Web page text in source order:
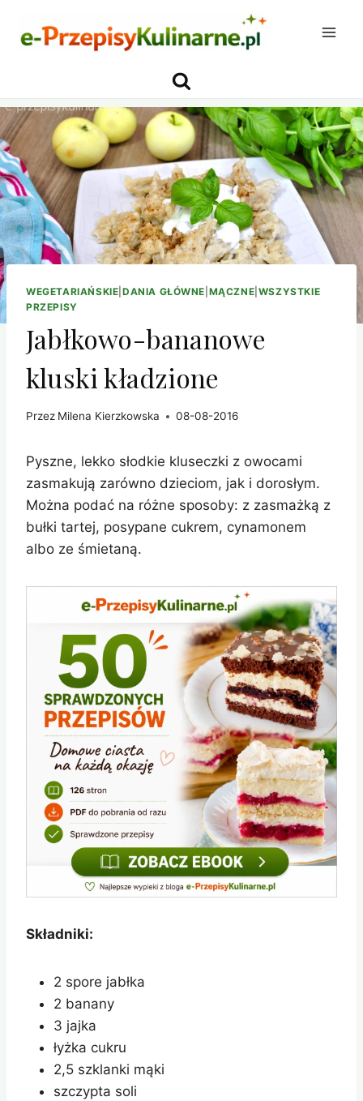
WEGETARIAŃSKIE DANIA GŁÓWNE MĄCZNE WSZYSTKIE
PRZEPISY
Jabłkowo-bananowe
kluski kładzione
Przez Milena Kierzkowska 08-08-2016
Pyszne, lekko słodkie kluseczki z owocami
zasmakują zarówno dzieciom, jak i dorosłym.
Można podać na różne sposoby: z zasmażką z
bułki tartej, posypane cukrem, cynamonem
albo ze śmietaną.
Składniki:
2 spore jabłka
2 banany
3 jajka
łyżka cukru
2,5 szklanki mąki
szczypta soli